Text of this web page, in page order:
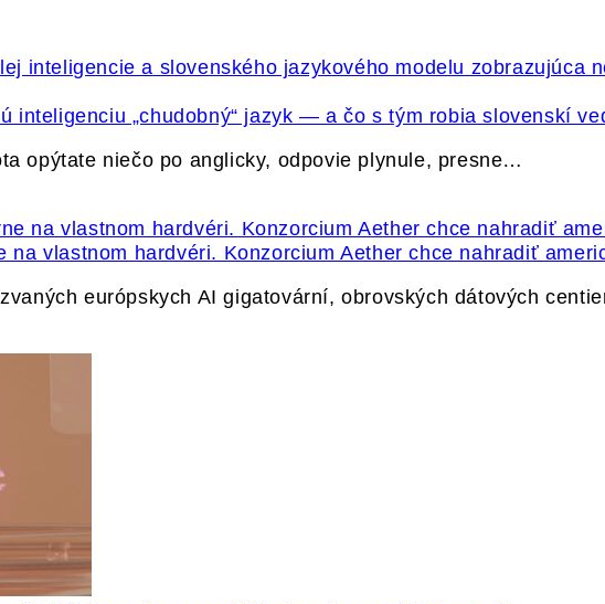
inteligenciu „chudobný“ jazyk — a čo s tým robia slovenskí
opýtate niečo po anglicky, odpovie plynule, presne…
na vlastnom hardvéri. Konzorcium Aether chce nahradiť
európskych AI gigatovární, obrovských dátových